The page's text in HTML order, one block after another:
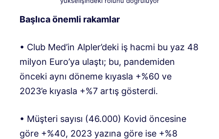
Başlıca önemli rakamlar
• Club Med’in Alpler’deki iş hacmi bu yaz 48
milyon Euro’ya ulaştı; bu, pandemiden
önceki aynı döneme kıyasla +%60 ve
2023’e kıyasla +%7 artış gösterdi.
• Müşteri sayısı (46.000) Kovid öncesine
göre +%40, 2023 yazına göre ise +%8